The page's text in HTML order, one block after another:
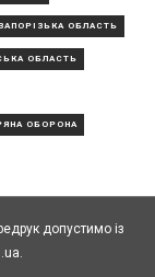
ЗАПОРІЗЬКА ОБЛАСТЬ
ОБЛАСТЬ
ОБОРОНА
допустимо із